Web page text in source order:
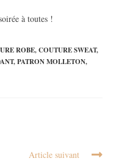
à toutes !
ROBE, COUTURE SWEAT,
, PATRON MOLLETON,
Article suivant